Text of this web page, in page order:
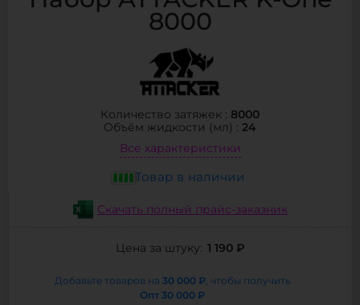
8000
Количество затяжек : 8000
Объём жидкости (мл) : 24
Все характеристики
Товар в наличии
Скачать полный прайс-заказник
Цена за штуку: 1 190 ₽
Добавьте товаров на 30 000 ₽, чтобы получить
Опт30 000 ₽